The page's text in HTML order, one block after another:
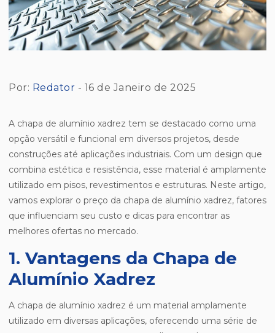
Por: Redator - 16 de Janeiro de 2025
A chapa de alumínio xadrez tem se destacado como uma
opção versátil e funcional em diversos projetos, desde
construções até aplicações industriais. Com um design que
combina estética e resistência, esse material é amplamente
utilizado em pisos, revestimentos e estruturas. Neste artigo,
vamos explorar o preço da chapa de alumínio xadrez, fatores
que influenciam seu custo e dicas para encontrar as
melhores ofertas no mercado.
1. Vantagens da Chapa de
Alumínio Xadrez
A chapa de alumínio xadrez é um material amplamente
utilizado em diversas aplicações, oferecendo uma série de